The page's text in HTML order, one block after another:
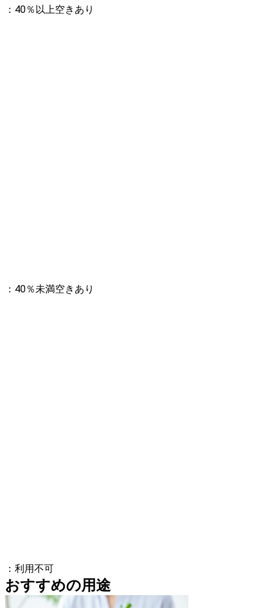
：40％以上空きあり
：40％未満空きあり
：利用不可
おすすめの用途